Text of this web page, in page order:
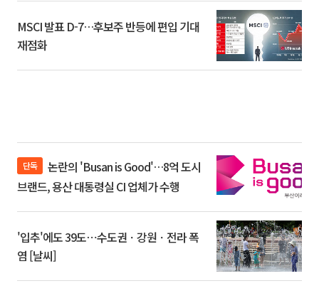
MSCI 발표 D-7…후보주 반등에 편입 기대
재점화
단독
브랜드, 용산 대통령실 CI 업체가 수행
'입추'에도 39도⋯수도권ㆍ강원ㆍ전라 폭
염 [날씨]